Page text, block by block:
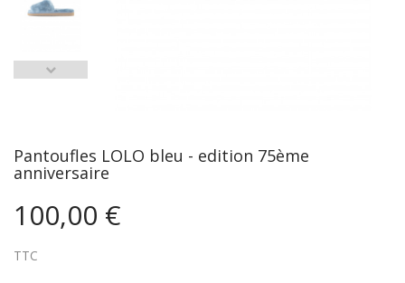
Pantoufles LOLO bleu - edition 75ème
anniversaire
100,00 €
TTC